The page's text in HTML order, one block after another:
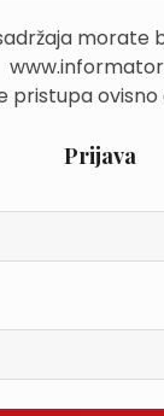
morate
pristupa
Prijava